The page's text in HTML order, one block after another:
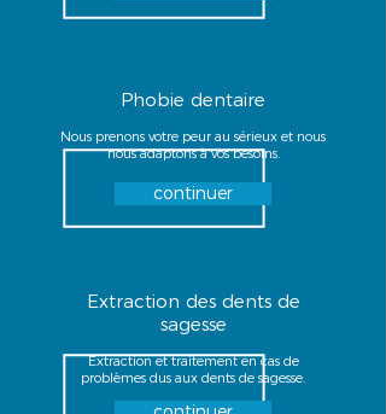
Phobie dentaire
Nous prenons votre peur au sérieux et nous
nous adaptons à vos besoins.
continuer
Extraction des dents de
sagesse
Extraction et traitement en cas de
problèmes dus aux dents de sagesse.